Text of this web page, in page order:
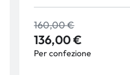
160,00 €
136,00 €
Per confezione